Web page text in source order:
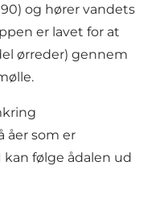
og hører vandets
er lavet for at
ørreder) gennem
åer som er
kan følge ådalen ud